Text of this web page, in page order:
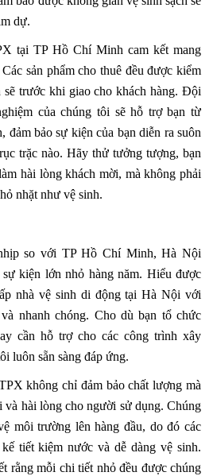
dự.
tại TP Hồ Chí Minh cam kết mang
sản phẩm cho thuê đều được kiểm
sẽ trước khi giao cho khách hàng. Đội
của chúng tôi sẽ hỗ trợ bạn từ
đảm bảo sự kiện của bạn diễn ra suôn
trặc nào. Hãy thử tưởng tượng, bạn
hài lòng khách mời, mà không phải
nhặt như vệ sinh.
so với TP Hồ Chí Minh, Hà Nội
kiện lớn nhỏ hàng năm. Hiểu được
nhà vệ sinh di động tại Hà Nội với
nhanh chóng. Cho dù bạn tổ chức
cần hỗ trợ cho các công trình xây
luôn sẵn sàng đáp ứng.
không chỉ đảm bảo chất lượng mà
và hài lòng cho người sử dụng. Chúng
môi trường lên hàng đầu, do đó các
tiết kiệm nước và dễ dàng vệ sinh.
rằng mỗi chi tiết nhỏ đều được chúng